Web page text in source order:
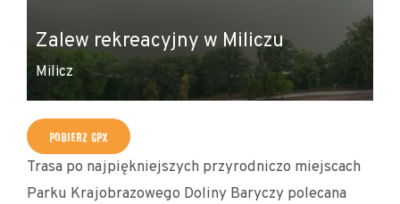
Zalew rekreacyjny w Miliczu
Milicz
POBIERZ GPX
Trasa po najpiękniejszych przyrodniczo miejscach
Parku Krajobrazowego Doliny Baryczy polecana